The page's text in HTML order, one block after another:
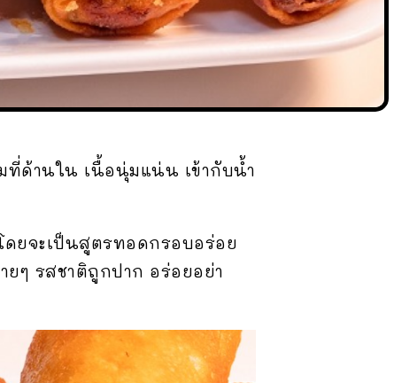
ด้านใน เนื้อนุ่มแน่น เข้ากับน้ำ
ดยจะเป็นสูตรทอดกรอบอร่อย
ๆ รสชาติถูกปาก อร่อยอย่า